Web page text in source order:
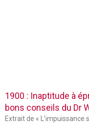
1900 : Inaptitude à
bons conseils du Dr
Extrait de «